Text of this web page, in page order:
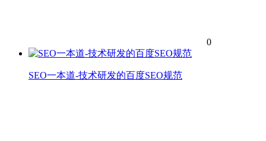
0
SEO一本道-技术研发的百度SEO规范